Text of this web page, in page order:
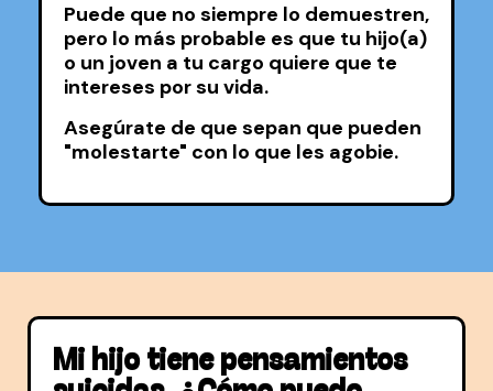
Puede que no siempre lo demuestren,
pero lo más probable es que tu hijo(a)
o un joven a tu cargo quiere que te
intereses por su vida.
Asegúrate de que sepan que pueden
"molestarte" con lo que les agobie.
Mi hijo tiene pensamientos